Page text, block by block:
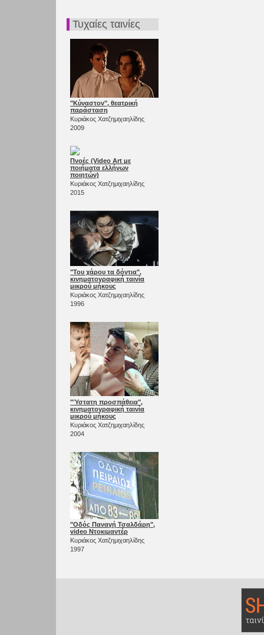
Τυχαίες ταινίες
"Κύναστον", θεατρική
παράσταση
Κυριάκος Χατζημιχαηλίδης
2009
Πνοές (Video Αrt με
ποιήματα ελλήνων
ποιητών)
Κυριάκος Χατζημιχαηλίδης
2015
"Του χάρου τα δόντια",
κινηματογραφική ταινία
μικρού μήκους
Κυριάκος Χατζημιχαηλίδης
1996
"Ύστατη προσπάθεια",
κινηματογραφική ταινία
μικρού μήκους
Κυριάκος Χατζημιχαηλίδης
2004
"Οδός Παναγή Τσαλδάρη",
video Ντοκιμαντέρ
Κυριάκος Χατζημιχαηλίδης
1997